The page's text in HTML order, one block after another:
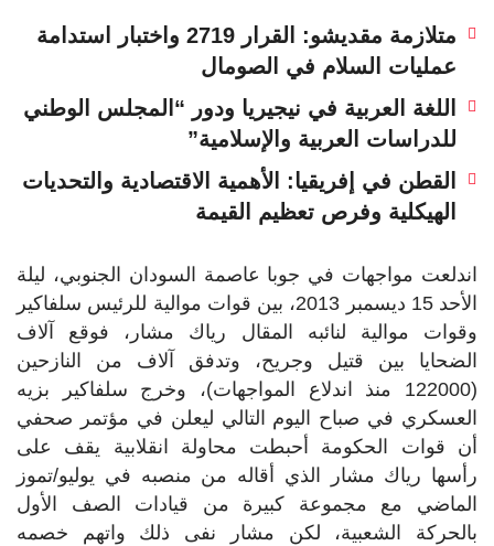
متلازمة مقديشو: القرار 2719 واختبار استدامة
عمليات السلام في الصومال
اللغة العربية في نيجيريا ودور “المجلس الوطني
للدراسات العربية والإسلامية”
القطن في إفريقيا: الأهمية الاقتصادية والتحديات
الهيكلية وفرص تعظيم القيمة
اندلعت مواجهات في جوبا عاصمة السودان الجنوبي، ليلة
الأحد 15 ديسمبر 2013، بين قوات موالية للرئيس سلفاكير
وقوات موالية لنائبه المقال رياك مشار، فوقع آلاف
الضحايا بين قتيل وجريح، وتدفق آلاف من النازحين
(122000 منذ اندلاع المواجهات)، وخرج سلفاكير بزيه
العسكري في صباح اليوم التالي ليعلن في مؤتمر صحفي
أن قوات الحكومة أحبطت محاولة انقلابية يقف على
رأسها رياك مشار الذي أقاله من منصبه في يوليو/تموز
الماضي مع مجموعة كبيرة من قيادات الصف الأول
بالحركة الشعبية، لكن مشار نفى ذلك واتهم خصمه